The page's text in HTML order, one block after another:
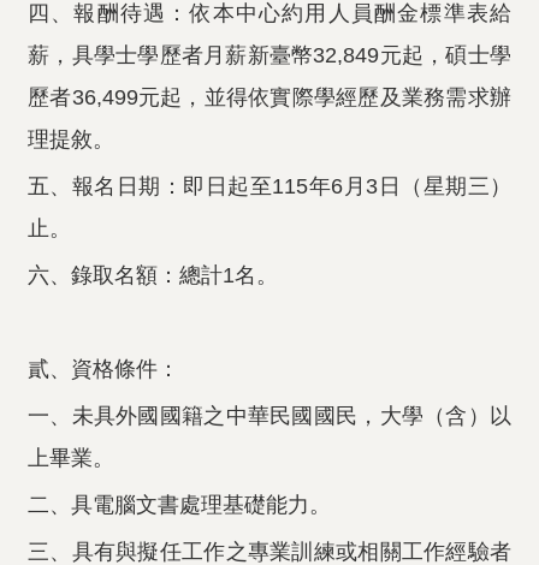
四、報酬待遇：依本中心約用人員酬金標準表給
薪，具學士學歷者月薪新臺幣32,849元起，碩士學
歷者36,499元起，並得依實際學經歷及業務需求辦
理提敘。
五、報名日期：即日起至115年6月3日（星期三）
止。
六、錄取名額：總計1名。
貳、資格條件：
一、未具外國國籍之中華民國國民，大學（含）以
上畢業。
二、具電腦文書處理基礎能力。
三、具有與擬任工作之專業訓練或相關工作經驗者